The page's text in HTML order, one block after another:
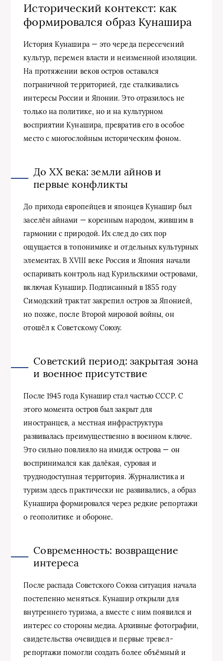
Исторический контекст: как
формировался образ Кунашира
История Кунашира — это череда пересечений
культур, перемен власти и неизменной изоляции.
На протяжении веков остров оставался
пограничной территорией, где сталкивались
интересы России и Японии. Это отразилось не
только на политике, но и на культурном
восприятии Кунашира, превратив его в особое
место с многослойным историческим фоном.
До XX века: земли айнов и
первые конфликты
До прихода европейцев и японцев Кунашир был
заселён айнами — коренным народом, жившим в
гармонии с природой. Их след до сих пор
ощущается в топонимике и отдельных культурных
элементах. В XVIII веке Россия и Япония начали
оспаривать контроль над Курильскими островами,
включая Кунашир. Подписанный в 1855 году
Симодский трактат закрепил остров за Японией,
но позже, после Второй мировой войны, он
отошёл к Советскому Союзу.
Советский период: закрытая зона
и военное присутствие
После 1945 года Кунашир стал частью СССР. С
этого момента остров был закрыт для
иностранцев, а местная инфраструктура
развивалась преимущественно в военном ключе.
Это сильно повлияло на имидж острова — он
воспринимался как далёкая, суровая и
труднодоступная территория. Журналистика и
туризм здесь практически не развивались, а образ
Кунашира формировался через редкие репортажи
о геополитике и обороне.
Современность: возвращение
интереса
После распада Советского Союза ситуация начала
постепенно меняться. Кунашир открыли для
внутреннего туризма, а вместе с ним появился и
интерес со стороны медиа. Архивные фотографии,
свидетельства очевидцев и первые тревел-
репортажи помогли создать более объёмный и